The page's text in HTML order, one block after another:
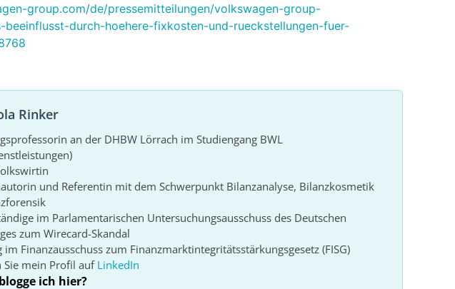
group.com/de/pressemitteilungen/volkswagen-group-
beeinflusst-durch-hoehere-fixkosten-und-rueckstellungen-fuer-
Rinker
an der DHBW Lörrach im Studiengang BWL
und Referentin mit dem Schwerpunkt Bilanzanalyse, Bilanzkosmetik
im Parlamentarischen Untersuchungsausschuss des Deutschen
zum Wirecard-Skandal
im Finanzausschuss zum Finanzmarktintegritätsstärkungsgesetz (FISG)
Sie mein Profil auf LinkedIn
ich hier?